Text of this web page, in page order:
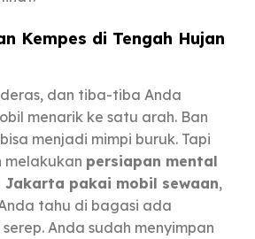
Kempes di Tengah Hujan
dan tiba-tiba Anda
menarik ke satu arah. Ban
menjadi mimpi buruk. Tapi
melakukan persiapan mental
Jakarta pakai mobil sewaan,
tahu di bagasi ada
Anda sudah menyimpan